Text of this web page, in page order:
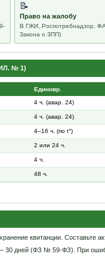
📝
Право на жалобу
В ГЖИ, Роспотребнадзор,
Закона о ЗПП)
№ 1)
Единовр.
4 ч. (авар. 24)
4 ч. (авар. 24)
4–16 ч. (по t°)
2 или 24 ч.
4 ч.
48 ч.
квитанции. Составьте
30 дней (ФЗ № 59-ФЗ). При